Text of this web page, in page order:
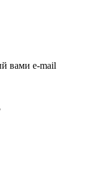
вами e-mail